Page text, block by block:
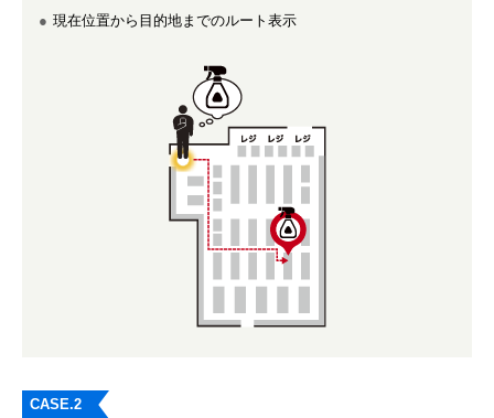
現在位置から目的地までのルート表示
CASE.2